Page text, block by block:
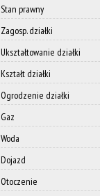
Stan prawny
Zagosp. działki
Ukształtowanie działki
Kształt działki
Ogrodzenie działki
Gaz
Woda
Dojazd
Otoczenie